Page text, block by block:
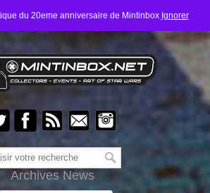
du 20eme anniversaire de Mintinbox Ignorer
Archives News